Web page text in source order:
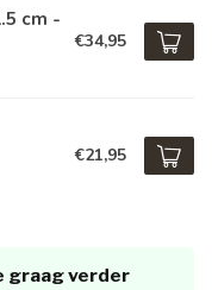
cm -
€34,95
€21,95
graag verder